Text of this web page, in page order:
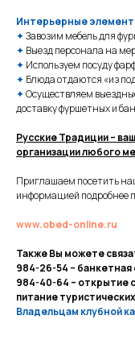
Интерьерные
✦Завозим мебель для
✦ Выезд персонала на
✦ Используем посуду
✦ Блюда отдаются «из
✦Осуществляем
доставку фуршетных и
Русские Традиции –
организации любого
Приглашаем посетить
информацией подробнее
www.obed-online.ru
Также Вы можете
984-26-54 – банкетная
984-40-64 – открытие
питание
Владельцам клубной